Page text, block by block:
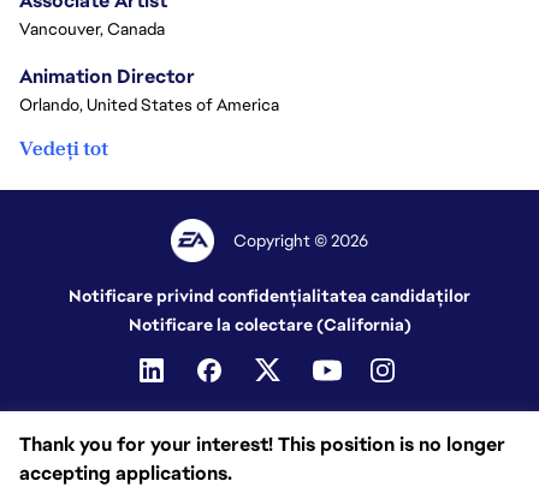
Thank you for your interest! This position is no longer
accepting applications.
Vancouver, Canada
Animation Director
Orlando, United States of America
Vedeți tot
Copyright © 2026
Notificare privind confidențialitatea candidaților
Notificare la colectare (California)